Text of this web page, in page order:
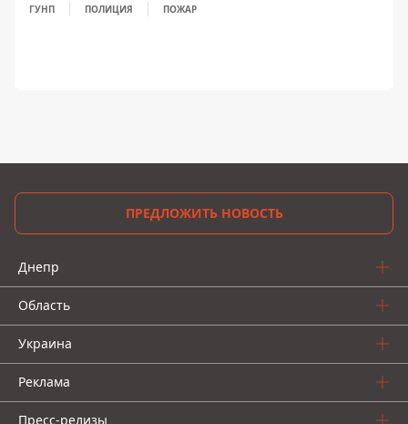
ГУНП ПОЛИЦИЯ ПОЖАР
ПРЕДЛОЖИТЬ НОВОСТЬ
Днепр
Область
Украина
Реклама
Пресс-релизы